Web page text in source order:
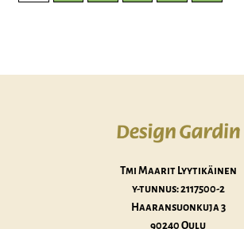
Tmi Maarit Lyytikäinen
y-tunnus:2117500-2
Haaransuonkuja 3
90240 Oulu